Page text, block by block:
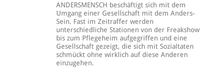
ANDERSMENSCH beschäftigt sich mit dem
Umgang einer Gesellschaft mit dem Anders-
Sein. Fast im Zeitraffer werden
unterschiedliche Stationen von der Freakshow
bis zum Pflegeheim aufgegriffen und eine
Gesellschaft gezeigt, die sich mit Sozialtaten
schmückt ohne wirklich auf diese Anderen
einzugehen.